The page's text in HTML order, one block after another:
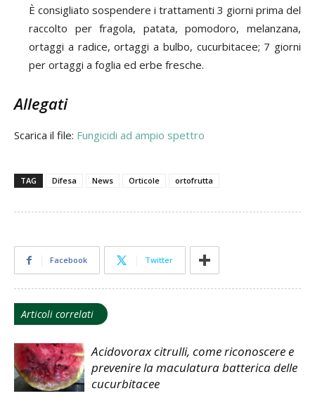
È consigliato sospendere i trattamenti 3 giorni prima del
raccolto per fragola, patata, pomodoro, melanzana,
ortaggi a radice, ortaggi a bulbo, cucurbitacee; 7 giorni
per ortaggi a foglia ed erbe fresche.
Allegati
Scarica il file: Fungicidi ad ampio spettro
TAG Difesa News Orticole ortofrutta
Facebook Twitter
Articoli correlati
Acidovorax citrulli, come riconoscere e
prevenire la maculatura batterica delle
cucurbitacee